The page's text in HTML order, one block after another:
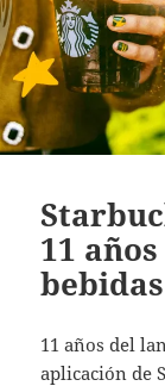
11
11 años del
aplicación de